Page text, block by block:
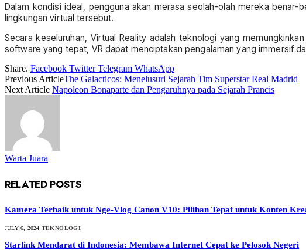
Dalam kondisi ideal, pengguna akan merasa seolah-olah mereka
lingkungan virtual tersebut.
Secara keseluruhan, Virtual Reality adalah teknologi yang
software yang tepat, VR dapat menciptakan pengalaman yang immersif
Share. Facebook Twitter Telegram WhatsApp
Previous ArticleThe Galacticos: Menelusuri Sejarah Tim Superstar Real Madrid
Next Article Napoleon Bonaparte dan Pengaruhnya pada Sejarah Prancis
Warta Juara
RELATED POSTS
Kamera Terbaik untuk Nge-Vlog Canon V10: Pilihan Tepat untuk Konten
JULY 6, 2024 TEKNOLOGI
Starlink Mendarat di Indonesia: Membawa Internet Cepat ke Pelosok Negeri